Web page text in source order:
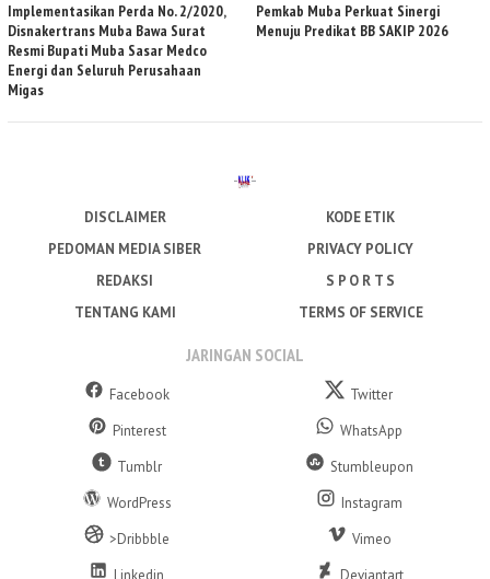
Implementasikan Perda No. 2/2020,
Disnakertrans Muba Bawa Surat
Resmi Bupati Muba Sasar Medco
Energi dan Seluruh Perusahaan
Migas
Pemkab Muba Perkuat Sinergi
Menuju Predikat BB SAKIP 2026
DISCLAIMER
KODE ETIK
PEDOMAN MEDIA SIBER
PRIVACY POLICY
REDAKSI
S P O R T S
TENTANG KAMI
TERMS OF SERVICE
JARINGAN SOCIAL
Facebook
Twitter
Pinterest
WhatsApp
Tumblr
Stumbleupon
WordPress
Instagram
>Dribbble
Vimeo